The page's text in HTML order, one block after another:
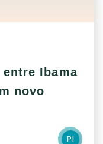
Ibama
novo
PI